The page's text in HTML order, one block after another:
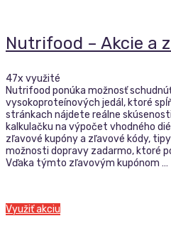
Nutrifood – Akcie a
47x využité
Nutrifood ponúka možnosť
vysokoproteínových jedál, ktoré
stránkach nájdete reálne skúsenosti
kalkulačku na výpočet vhodného
zľavové kupóny a zľavové kódy,
možnosti dopravy zadarmo, ktoré
Vďaka týmto zľavovým kupónom …
Využiť akciu